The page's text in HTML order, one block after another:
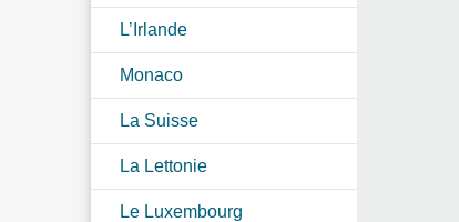
L’Irlande
Monaco
La Suisse
La Lettonie
Le Luxembourg